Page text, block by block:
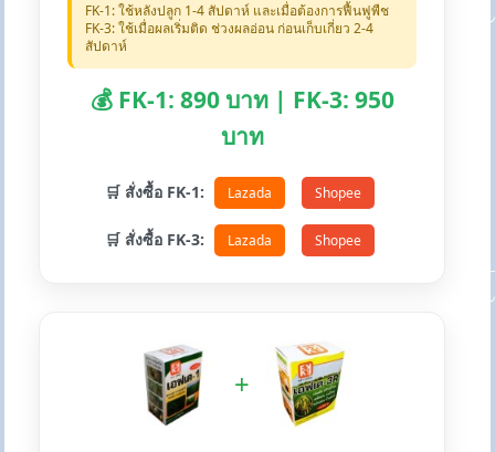
FK-1: ใช้หลังปลูก 1-4 สัปดาห์ และเมื่อต้องการฟื้นฟูพืช
FK-3: ใช้เมื่อผลเริ่มติด ช่วงผลอ่อน ก่อนเก็บเกี่ยว 2-4
สัปดาห์
💰 FK-1: 890 บาท | FK-3: 950
บาท
🛒 สั่งซื้อ FK-1: Lazada Shopee
🛒 สั่งซื้อ FK-3: Lazada Shopee
+